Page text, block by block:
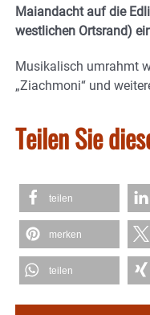
Maiandacht auf die
westlichen Ortsrand)
Musikalisch umrahmt
„Ziachmoni“ und
Teilen Sie
teilen
merken
teilen